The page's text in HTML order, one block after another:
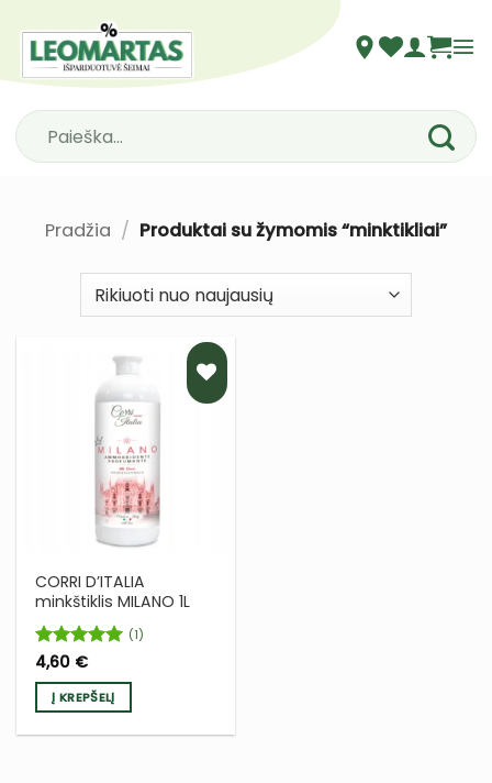
content
Ieškoti:
Pradžia / Produktai su žymomis “minktikliai”
CORRI D’ITALIA
minkštiklis MILANO 1L
Įvertinimas:
(1)
4,60 €
Į KREPŠELĮ